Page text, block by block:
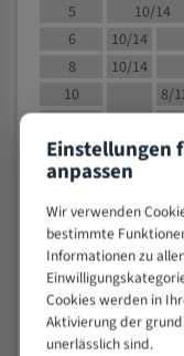
5
10/14
6
10/14
8
10/14
10
8/
15
8/
20
30
50
80
> 100
VOLLMATERIAL
Einstellungen
anpassen
Wir verwenden
bestimmte
Informationen zu
Cookies werden in
Aktivierung der
unerlässlich sind.